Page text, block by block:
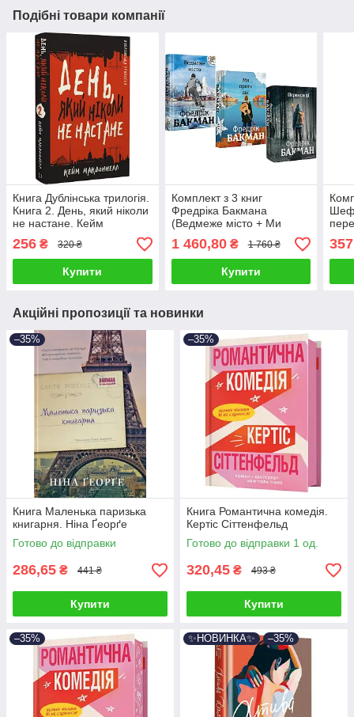
Подібні товари компанії
Книга Дублінська трилогія.
Книга 2. День, який ніколи
не настане. Кейм
МакДоннелл
256 ₴ 320 ₴
Купити
Комплект з 3 книг
Фредріка Бакмана
(Ведмеже місто + Ми
проти вас + Переможці)
1 460,80₴ 1 760 ₴
Купити
357
Акційні пропозиції та новинки
–35%
Книга Маленька паризька
книгарня. Ніна Ґеорґе
Готово до відправки
286,65 ₴ 441 ₴
Купити
–35%
Книга Романтична комедія.
Кертіс Сіттенфельд
Готово до відправки 1 од.
320,45 ₴ 493 ₴
Купити
–35% ✨НОВИНКА✨ –35%